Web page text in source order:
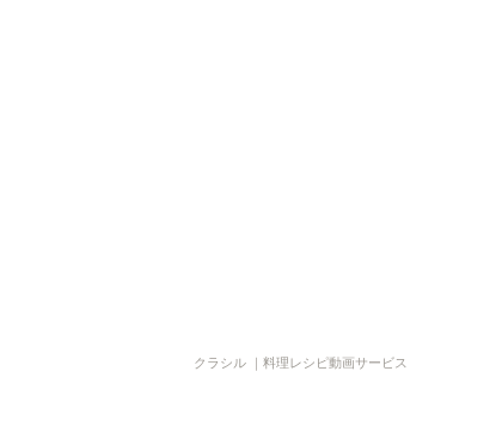
クラシル ｜料理レシピ動画サービス